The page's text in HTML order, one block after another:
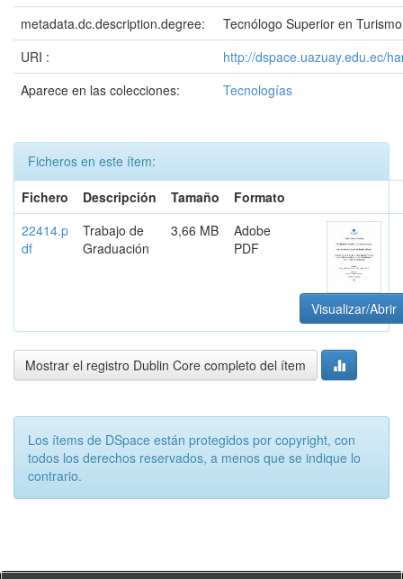
metadata.dc.description.degree:
Tecnólogo Superior en
URI :
http://dspace.uazuay.edu.ec/
Aparece en las colecciones:
Tecnologías
Ficheros en este ítem:
Fichero
Descripción Tamaño
Formato
22414.p
df
Trabajo de
Graduación
3,66 MB
Adobe
PDF
Visualizar/Abrir
Mostrar el registro Dublin Core completo del ítem
Los ítems de DSpace están protegidos por copyright, con
todos los derechos reservados, a menos que se indique lo
contrario.